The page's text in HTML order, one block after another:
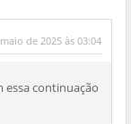
de 2025 às 03:04
essa continuação